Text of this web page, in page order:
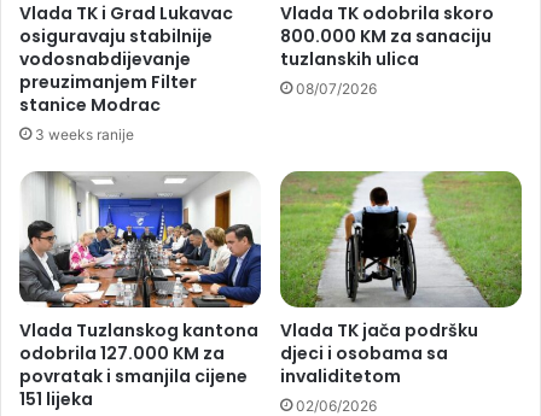
Vlada TK i Grad Lukavac
osiguravaju stabilnije
vodosnabdijevanje
preuzimanjem Filter
stanice Modrac
3 weeks ranije
Vlada TK odobrila skoro
800.000 KM za sanaciju
tuzlanskih ulica
08/07/2026
Vlada Tuzlanskog kantona
odobrila 127.000 KM za
povratak i smanjila cijene
151 lijeka
Vlada TK jača podršku
djeci i osobama sa
invaliditetom
02/06/2026